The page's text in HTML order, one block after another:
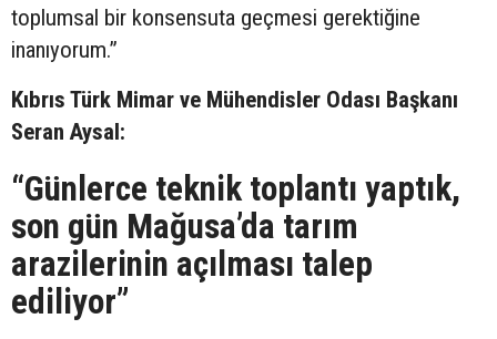
toplumsal bir konsensuta geçmesi gerektiğine
inanıyorum.”
Kıbrıs Türk Mimar ve Mühendisler Odası Başkanı
Seran Aysal:
“Günlerce teknik toplantı yaptık,
son gün Mağusa’da tarım
arazilerinin açılması talep
ediliyor”